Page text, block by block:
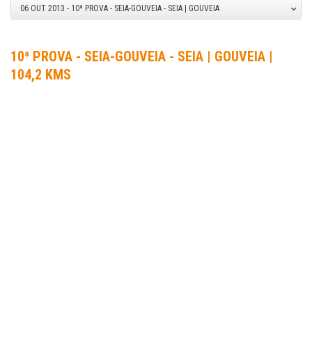
06 OUT 2013 - 10ª PROVA - SEIA-GOUVEIA - SEIA | GOUVEIA
10ª PROVA - SEIA-GOUVEIA - SEIA | GOUVEIA |
104,2 KMS